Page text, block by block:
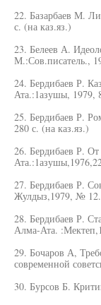
22. Базарбаев М.
с. (на каз.яз.)
23. Белеев А.
М.:Сов.писатель.,
24. Бердибаев Р.
Ата.:1азушы, 1979,
25. Бердибаев Р.
280 с. (на каз.яз.)
26. Бердибаев Р.
27. Бердибаев Р.
Жулдыз,1979, №
28. Бердибаев Р.
Алма-Ата.
29. Бочаров А,
современной
30. Бурсов Б.